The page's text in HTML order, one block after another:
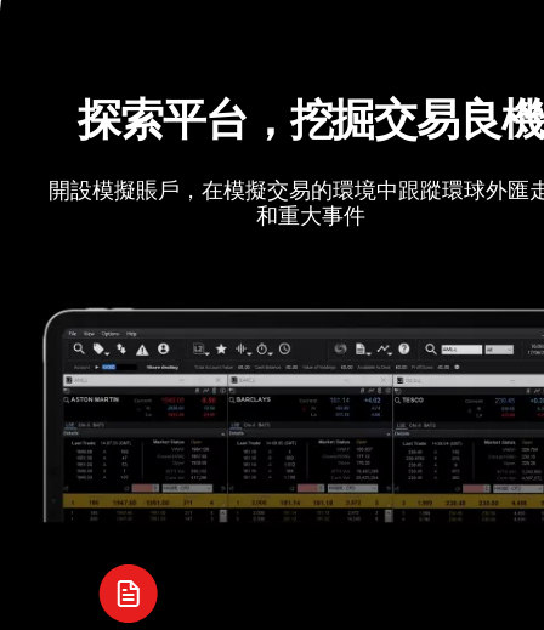
探索平台，挖掘交易良機
開設模擬賬戶，在模擬交易的環境中跟蹤環球外匯
和重大事件